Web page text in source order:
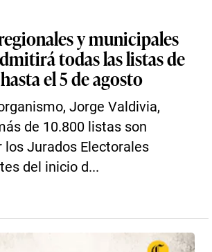
y municipales
todas las listas de
el 5 de agosto
Jorge Valdivia,
de 10.800 listas son
los Jurados Electorales
del inicio d...